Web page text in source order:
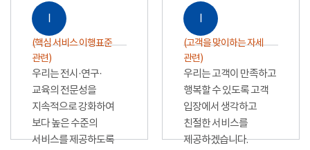
Ⅰ
(핵심 서비스 이행표준
관련)
우리는 전시·연구·
교육의 전문성을
지속적으로 강화하여
보다 높은 수준의
서비스를 제공하도록
Ⅰ
(고객을 맞이하는 자세
관련)
우리는 고객이 만족하고
행복할 수 있도록 고객
입장에서 생각하고
친절한 서비스를
제공하겠습니다.